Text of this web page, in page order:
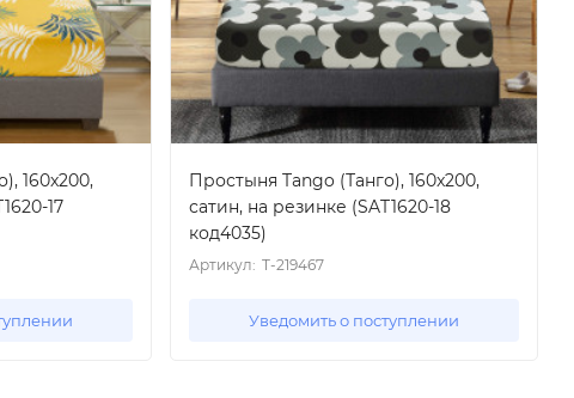
160x200,
17
Простыня Tango (Танго), 160x200,
сатин, на резинке (SAT1620-18
код4035)
Артикул: T-219467
Уведомить о поступлении